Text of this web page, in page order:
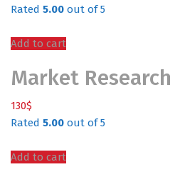
Rated 5.00 out of 5
Add to cart
Market Research
130$
Rated 5.00 out of 5
Add to cart